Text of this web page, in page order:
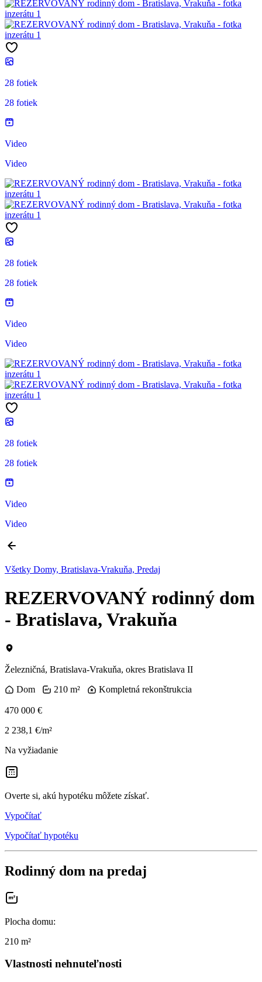
28 fotiek
28 fotiek
Video
Video
28 fotiek
28 fotiek
Video
Video
28 fotiek
28 fotiek
Video
Video
Všetky Domy, Bratislava-Vrakuňa, Predaj
REZERVOVANÝ rodinný dom
- Bratislava, Vrakuňa
Železničná, Bratislava-Vrakuňa, okres Bratislava II
Dom
210 m² Kompletná rekonštrukcia
470 000 €
2 238,1 €/m²
Na vyžiadanie
Overte si, akú hypotéku môžete získať.
Vypočítať
Vypočítať hypotéku
Rodinný dom na predaj
Plocha domu:
210 m²
Vlastnosti nehnuteľnosti